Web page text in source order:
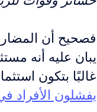
فصحيح أن
يبان عليه أنه
غالبًا بتكون
يفشلون الأفراد